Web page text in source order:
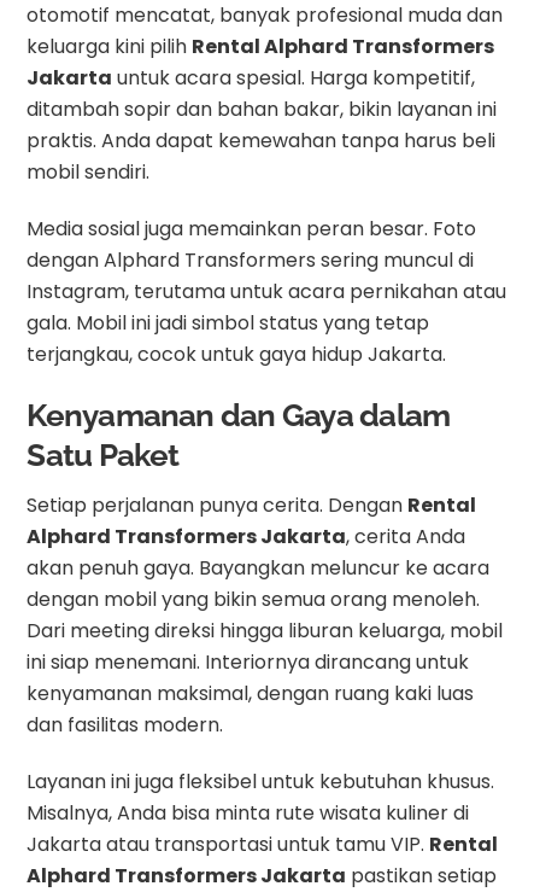
otomotif mencatat, banyak profesional muda dan
keluarga kini pilih Rental Alphard Transformers
Jakarta untuk acara spesial. Harga kompetitif,
ditambah sopir dan bahan bakar, bikin layanan ini
praktis. Anda dapat kemewahan tanpa harus beli
mobil sendiri.
Media sosial juga memainkan peran besar. Foto
dengan Alphard Transformers sering muncul di
Instagram, terutama untuk acara pernikahan atau
gala. Mobil ini jadi simbol status yang tetap
terjangkau, cocok untuk gaya hidup Jakarta.
Kenyamanan dan Gaya dalam
Satu Paket
Setiap perjalanan punya cerita. Dengan Rental
Alphard Transformers Jakarta, cerita Anda
akan penuh gaya. Bayangkan meluncur ke acara
dengan mobil yang bikin semua orang menoleh.
Dari meeting direksi hingga liburan keluarga, mobil
ini siap menemani. Interiornya dirancang untuk
kenyamanan maksimal, dengan ruang kaki luas
dan fasilitas modern.
Layanan ini juga fleksibel untuk kebutuhan khusus.
Misalnya, Anda bisa minta rute wisata kuliner di
Jakarta atau transportasi untuk tamu VIP. Rental
Alphard Transformers Jakarta pastikan setiap